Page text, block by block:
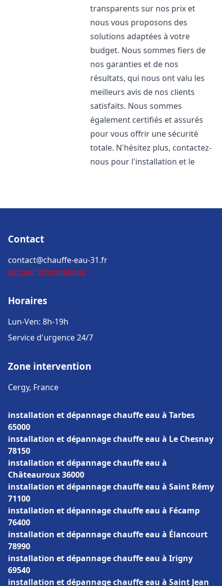
transparents sur nos prix et
nous vous proposons des
solutions adaptées à votre
budget. Nous sommes fiers de
nos garanties et de nos
résultats, qui nous ont valu les
meilleurs avis de nos clients
satisfaits. Nous sommes
également certifiés et assurés
pour vous offrir une sécurité
totale. N'hésitez plus, contactez-
nous pour l'installation et le
Contact
contact@chauffe-eau-31.fr
Accueil Informations
Horaires
Lun-Ven: 8h-19h
Service d'urgence 24/7
Zone intervention
Cergy, France
installation et dépannage chauffe eau à Tarbes
65000
installation et dépannage chauffe eau à Le Chesnay
78150
installation et dépannage chauffe eau à
Châteauroux 36000
installation et dépannage chauffe eau à Saint Rémy
71100
installation et dépannage chauffe eau à Fécamp
76400
installation et dépannage chauffe eau à Élancourt
78990
installation et dépannage chauffe eau à Irigny
69540
installation et dépannage chauffe eau à Saint Jean